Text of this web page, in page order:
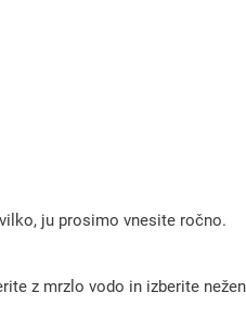
ju prosimo vnesite ročno.
z mrzlo vodo in izberite